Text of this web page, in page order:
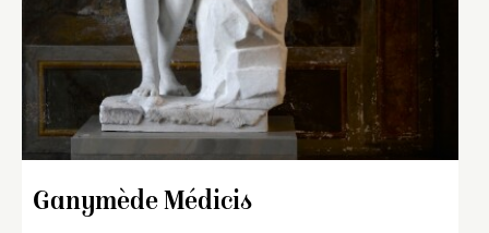
Ganymède Médicis